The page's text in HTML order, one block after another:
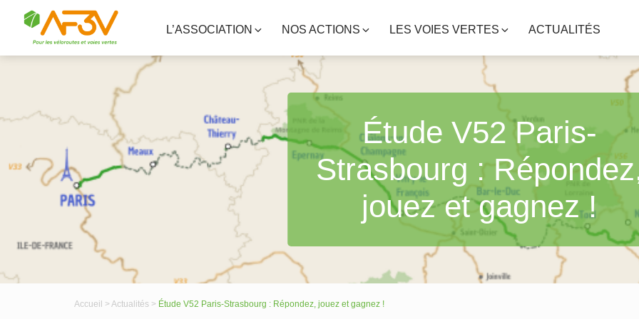
L’ASSOCIATION NOS ACTIONS LES VOIES VERTES ACTUALITÉS
Étude V52 Paris-
Strasbourg :
jouez et gagnez !
Accueil > Actualités > Étude V52 Paris-Strasbourg : Répondez, jouez et gagnez !